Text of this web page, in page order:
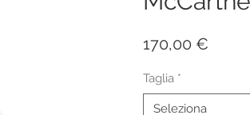
170,00 €
Taglia *
Seleziona